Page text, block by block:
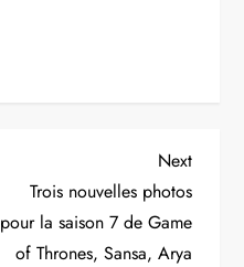
Next
Post
Next
Trois nouvelles photos
pour la saison 7 de Game
of Thrones, Sansa, Arya